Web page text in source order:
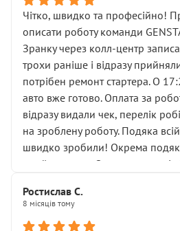
ущільнювачів.
Що прикро — це не перший мій
вас стартер, і тоді сервіс наче
враження. Але згодом знайшов
лобовим склом. Мені пояснили,
відкручували”, і попросили не
новий власник, не застяг в полі))
Але після нинішнього візиту
здаються дрібницями.
Я — клієнт, який працює на
Хотілося б більше:
• належної уваги до авто
• прозорості в роботах і рахунках
Чітко, швидко та професійно!
описати роботу команди
Зранку через колл-центр
трохи раніше і відразу
потрібен ремонт стартера. О
авто вже готово. Оплата за
відразу видали чек, перелік
на зроблену роботу. Подяка
швидко зробили! Окрема
приймальнику Олександру: всі
звертатися до цього автосервісу.
Ростислав С.
8 місяців тому